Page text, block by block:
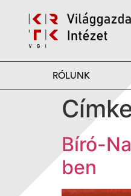
RÓLUNK
Bíró-
ben